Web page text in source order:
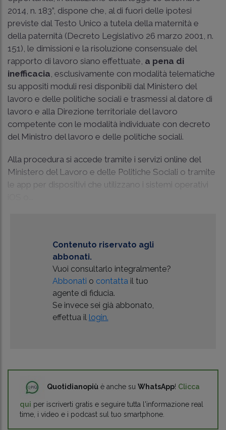
2014, n. 183”, dispone che, al di fuori delle ipotesi
previste dal Testo Unico a tutela della maternità e
della paternità (Decreto Legislativo 26 marzo 2001, n.
151), le dimissioni e la risoluzione consensuale del
rapporto di lavoro siano effettuate, a pena di
inefficacia , esclusivamente con modalità telematiche
su appositi moduli resi disponibili dal Ministero del
lavoro e delle politiche sociali e trasmessi al datore di
lavoro e alla Direzione territoriale del lavoro
competente con le modalità individuate con decreto
del Ministro del lavoro e delle politiche sociali.
Alla procedura si accede tramite i servizi online del
Ministero del Lavoro e delle Politiche Sociali o tramite
le app per dispositivi che utilizzano i sistemi operativi
Contenuto riservato agli
abbonati.
Vuoi consultarlo integralmente?
Abbonati o contatta il tuo
agente di fiducia.
Se invece sei già abbonato,
effettua il login.
Quotidianopiù è anche su WhatsApp! Clicca
qui per iscriverti gratis e seguire tutta l'informazione real
time, i video e i podcast sul tuo smartphone.